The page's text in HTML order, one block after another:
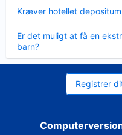
Kræver hotellet
Er det muligt at få en
barn?
Registrer